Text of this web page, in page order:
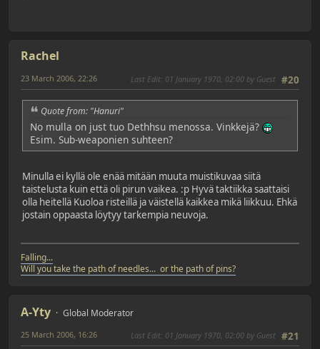
Rachel
#20
23 March 2006, 22:26 Last Edit: 01 January 1970, 02:00 by Guest
Quote from: "Hanuri"
No mulla on just tuo Dethhsu menossa. Vinkkejä?
Esim. Sub-weaponien suhteen?
Minulla ei kyllä ole enää mitään muuta muistikuvaa siitä
taistelusta kuin että oli pirun vaikea. :p Hyvä taktiikka saattaisi
olla heitellä Kuoloa risteillä ja väistellä kaikkea mikä liikkuu. Ehkä
jostain oppaasta löytyy tarkempia neuvoja.
Falling...
Will you take the path of needles... or the path of pins?
A-Yty Global Moderator
#21
25 March 2006, 16:26 Last Edit: 01 January 1970, 02:00 by Guest